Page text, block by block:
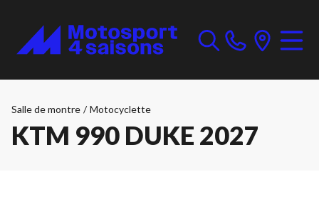
Salle de montre / Motocyclette
KTM 990 DUKE 2027